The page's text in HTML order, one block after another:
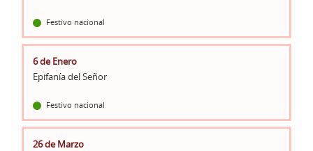
Festivo nacional
6 de Enero
Epifanía del Señor
Festivo nacional
26 de Marzo